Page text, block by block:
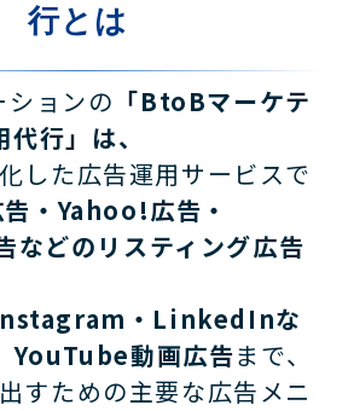
行とは
ョンの 「BtoBマーケテ
代行」は、
した広告運用サービスで
・Yahoo!広告・
どのリスティング広告
・LinkedInな
YouTube動画広告まで、
すための主要な広告メニ